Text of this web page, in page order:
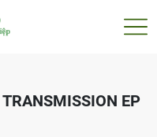
EP